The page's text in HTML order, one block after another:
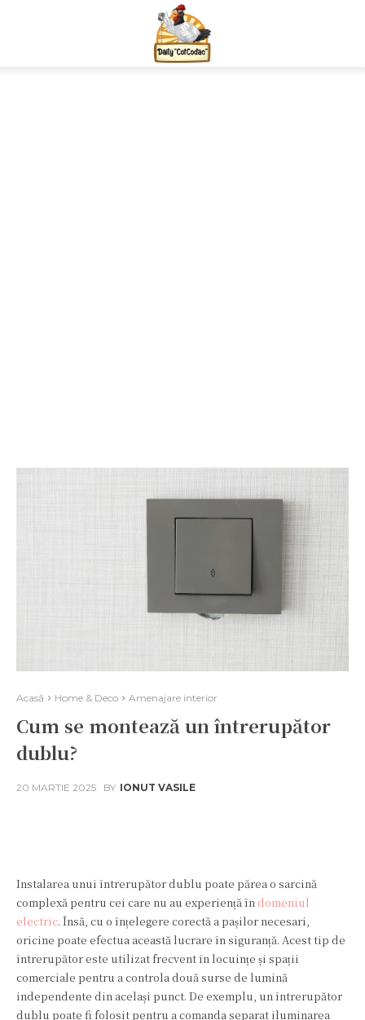
Acasă Home & Deco Amenajare interior
Cum se montează un întrerupător
dublu?
20 MARTIE 2025 BY IONUT VASILE
Instalarea unui întrerupător dublu poate părea o sarcină
complexă pentru cei care nu au experiență în domeniul
electric. Însă, cu o înțelegere corectă a pașilor necesari,
oricine poate efectua această lucrare în siguranță. Acest tip de
întrerupător este utilizat frecvent în locuințe și spații
comerciale pentru a controla două surse de lumină
independente din același punct. De exemplu, un întrerupător
dublu poate fi folosit pentru a comanda separat iluminarea